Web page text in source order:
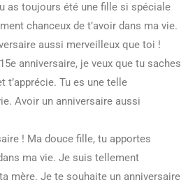
as toujours été une fille si spéciale
chanceux de t’avoir dans ma vie.
aussi merveilleux que toi !
anniversaire, je veux que tu saches
t’apprécie. Tu es une telle
Avoir un anniversaire aussi
! Ma douce fille, tu apportes
ma vie. Je suis tellement
mère. Je te souhaite un anniversaire